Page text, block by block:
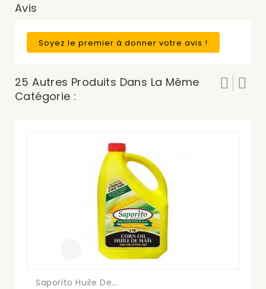
Avis
Soyez le premier à donner votre avis !
25 Autres Produits Dans La Même
Catégorie :
Saporito Huile De...